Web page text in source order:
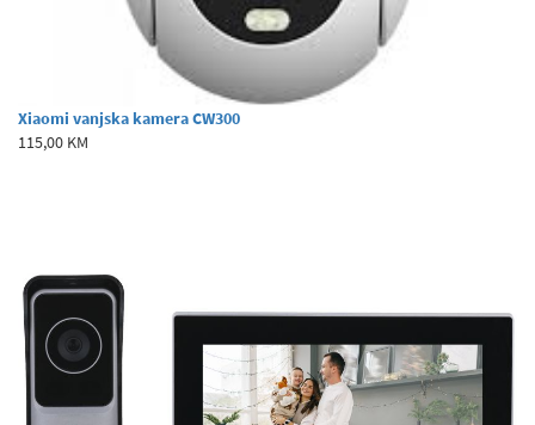
Xiaomi vanjska kamera CW300
115,00 KM